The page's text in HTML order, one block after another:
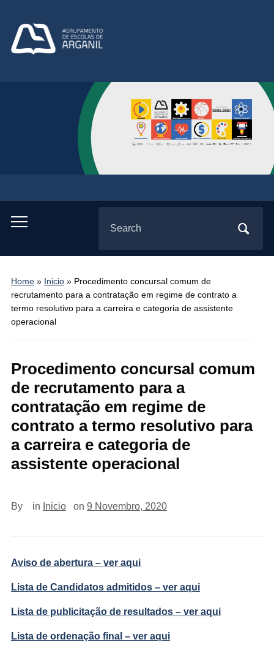
Toggle
menu
for:
Home» Inicio» Procedimento concursal comum de
recrutamento para a contratação em regime de contrato a
termo resolutivo para a carreira e categoria de assistente
operacional
Procedimento concursal comum
de recrutamento para a
contratação em regime de
contrato a termo resolutivo para
a carreira e categoria de
assistente operacional
By in Inicio on 9 Novembro, 2020
Aviso de abertura – ver aqui
Lista de Candidatos admitidos – ver aqui
Lista de publicitação de resultados – ver aqui
Lista de ordenação final – ver aqui